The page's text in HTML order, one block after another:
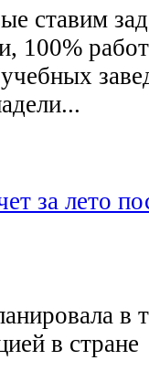
ставим
100%
за лето
в
в стране